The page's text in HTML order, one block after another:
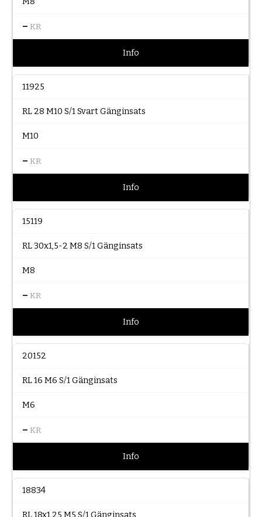
– KR
Info
11925
RL 28 M10 S/1 Svart Gänginsats
M10
– KR
Info
15119
RL 30x1,5-2 M8 S/1 Gänginsats
M8
– KR
Info
20152
RL 16 M6 S/1 Gänginsats
M6
– KR
Info
18834